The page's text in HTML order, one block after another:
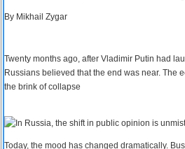
By Mikhail Zygar
Twenty months ago, after Vladimir Putin had
Russians believed that the end was near. The
the brink of collapse
Today, the mood has changed dramatically.